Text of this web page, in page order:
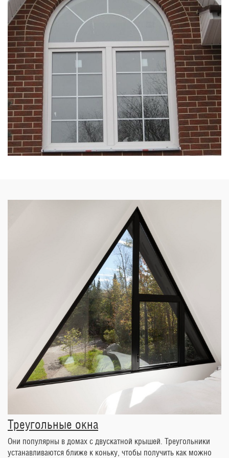
Треугольные окна
Они популярны в домах с двускатной крышей. Треугольники
устанавливаются ближе к коньку, чтобы получить как можно